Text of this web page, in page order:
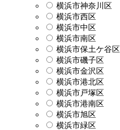
横浜市神奈川区
横浜市西区
横浜市中区
横浜市南区
横浜市保土ケ谷区
横浜市磯子区
横浜市金沢区
横浜市港北区
横浜市戸塚区
横浜市港南区
横浜市旭区
横浜市緑区